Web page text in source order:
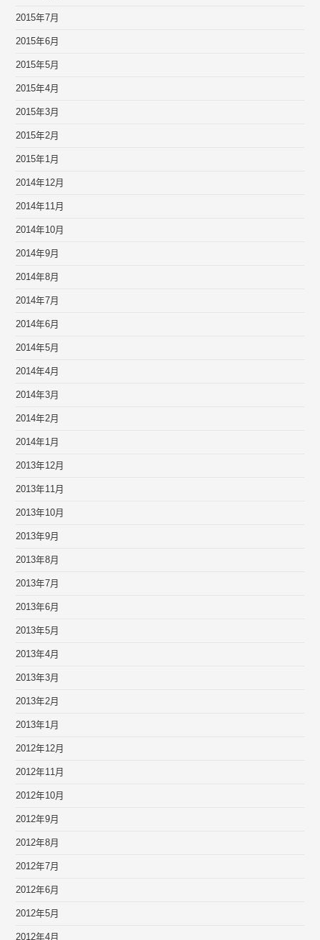
2015年7月
2015年6月
2015年5月
2015年4月
2015年3月
2015年2月
2015年1月
2014年12月
2014年11月
2014年10月
2014年9月
2014年8月
2014年7月
2014年6月
2014年5月
2014年4月
2014年3月
2014年2月
2014年1月
2013年12月
2013年11月
2013年10月
2013年9月
2013年8月
2013年7月
2013年6月
2013年5月
2013年4月
2013年3月
2013年2月
2013年1月
2012年12月
2012年11月
2012年10月
2012年9月
2012年8月
2012年7月
2012年6月
2012年5月
2012年4月